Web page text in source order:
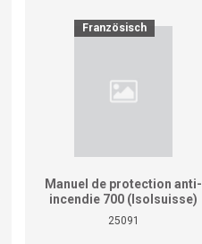
Französisch
Manuel de protection anti-
incendie 700 (Isolsuisse)
25091